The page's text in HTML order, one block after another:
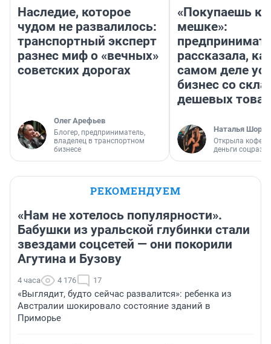
Наследие, которое
чудом не развалилось:
транспортный эксперт
разнес миф о «вечных»
советских дорогах
Олег Арефьев
Блогер, предприниматель,
владелец в транспортном
бизнесе
«Покупаешь
мешке»:
рассказала,
самом деле
бизнес со
дешевых
Наталья
Открыла
деньги
РЕКОМЕНДУЕМ
«Нам не хотелось популярности».
Бабушки из уральской глубинки стали
звездами соцсетей — они покорили
Агутина и Бузову
4 часа 4 176 17
«Выглядит, будто сейчас развалится»: ребенка из
Австралии шокировало состояние зданий в
Приморье